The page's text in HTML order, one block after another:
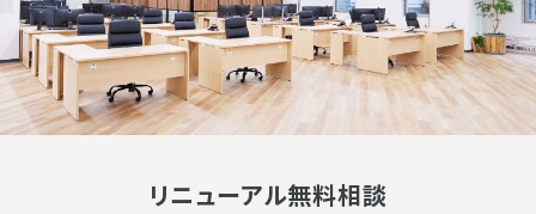
リニューアル無料相談